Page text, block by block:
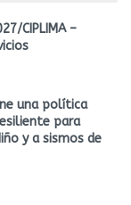
CIPLIMA –
una política
para
y a sismos de